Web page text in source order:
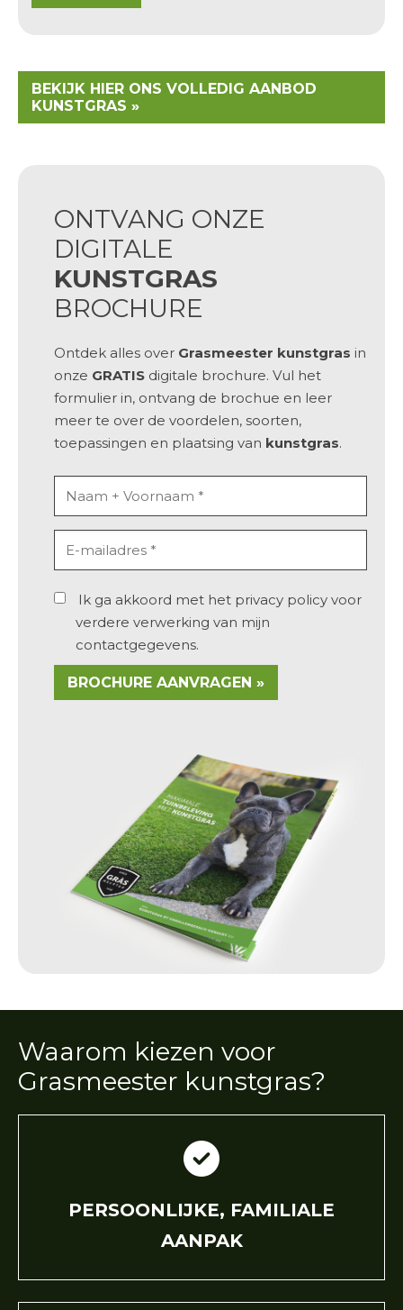
BEKIJK HIER ONS VOLLEDIG AANBOD
KUNSTGRAS »
ONTVANG ONZE
DIGITALE
KUNSTGRAS
BROCHURE
Ontdek alles over Grasmeester kunstgras in
onze GRATIS digitale brochure. Vul het
formulier in, ontvang de brochue en leer
meer te over de voordelen, soorten,
toepassingen en plaatsing van kunstgras.
Ik ga akkoord met het privacy policy voor
verdere verwerking van mijn
contactgegevens.
BROCHURE AANVRAGEN »
Waarom kiezen voor
Grasmeester kunstgras?
PERSOONLIJKE, FAMILIALE
AANPAK